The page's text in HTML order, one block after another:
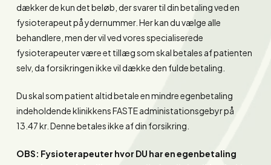
dækker de kun det beløb, der svarer til din betaling ved en
fysioterapeut på ydernummer. Her kan du vælge alle
behandlere, men der vil ved vores specialiserede
fysioterapeuter være et tillæg som skal betales af patienten
selv, da forsikringen ikke vil dække den fulde betaling.
Du skal som patient altid betale en mindre egenbetaling
indeholdende klinikkens FASTE administationsgebyr på
13.47 kr. Denne betales ikke af din forsikring.
OBS: Fysioterapeuter hvor DU har en egenbetaling